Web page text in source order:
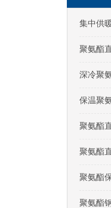
集中供
聚氨酯
深冷聚
保温聚
聚氨酯
聚氨酯
聚氨酯
聚氨酯